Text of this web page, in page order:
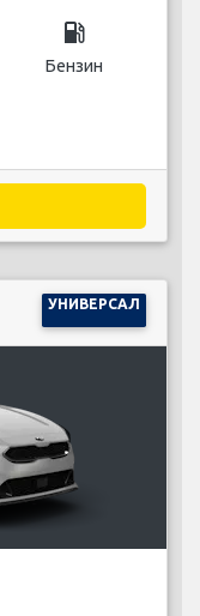
local_gas_station
Бензин
УНИВЕРСАЛ